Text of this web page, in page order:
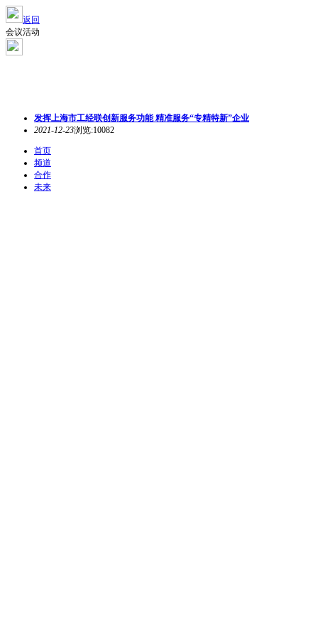
返回
会议活动
发挥上海市工经联创新服务功能 精准服务“专精特新”企业
2021-12-23浏览:10082
首页
频道
合作
未来